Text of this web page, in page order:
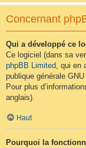
Concernant
Qui a développé ce
Ce logiciel (dans sa
phpBB Limited, qui en
publique générale
Pour plus
anglais).
Haut
Pourquoi la